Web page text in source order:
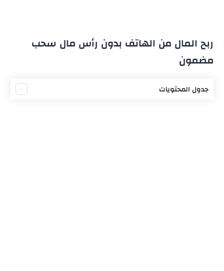
ربح المال من الهاتف بدون رأس مال سحب
مضمون
جدول المحتويات